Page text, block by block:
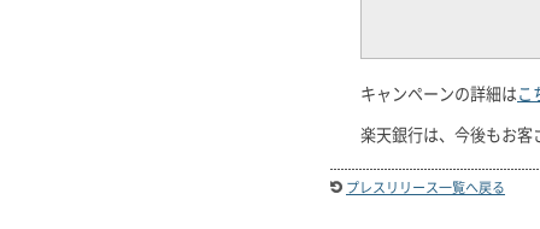
キャンペーンの詳細はこ
楽天銀行は、今後もお
プレスリリース一覧へ戻る